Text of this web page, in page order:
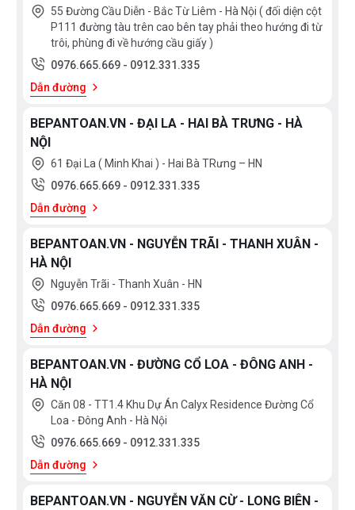
55 Đường Cầu Diễn - Bắc Từ Liêm - Hà Nội ( đối diện cột
P111 đường tàu trên cao bên tay phải theo hướng đi từ
trôi, phùng đi về hướng cầu giấy )
0976.665.669 - 0912.331.335
Dẫn đường
BEPANTOAN.VN - ĐẠI LA - HAI BÀ TRƯNG - HÀ
NỘI
61 Đại La ( Minh Khai ) - Hai Bà TRưng – HN
0976.665.669 - 0912.331.335
Dẫn đường
BEPANTOAN.VN - NGUYỄN TRÃI - THANH XUÂN -
HÀ NỘI
Nguyễn Trãi - Thanh Xuân - HN
0976.665.669 - 0912.331.335
Dẫn đường
BEPANTOAN.VN - ĐƯỜNG CỔ LOA - ĐÔNG ANH -
HÀ NỘI
Căn 08 - TT1.4 Khu Dự Án Calyx Residence Đường Cổ
Loa - Đông Anh - Hà Nội
0976.665.669 - 0912.331.335
Dẫn đường
BEPANTOAN.VN - NGUYỄN VĂN CỪ - LONG BIÊN -